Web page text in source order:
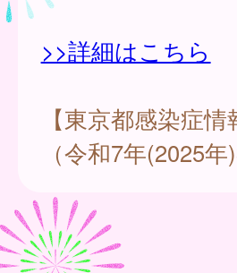
>>詳細はこちら
【東京都感染症
（令和7年(2025